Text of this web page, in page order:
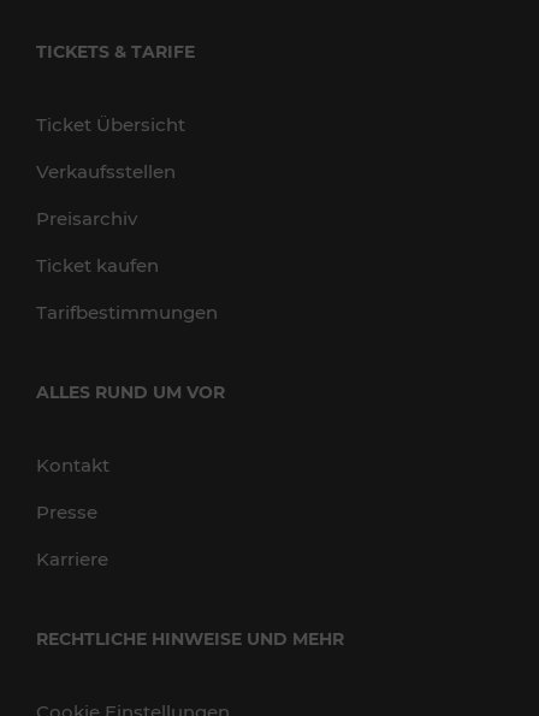
TICKETS & TARIFE
Ticket Übersicht
Verkaufsstellen
Preisarchiv
Ticket kaufen
Tarifbestimmungen
ALLES RUND UM VOR
Kontakt
Presse
Karriere
RECHTLICHE HINWEISE UND MEHR